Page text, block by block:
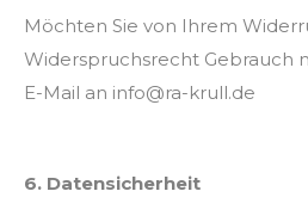
Möchten Sie von Ihrem
Widerspruchsrecht Gebrauch
E-Mail an info@ra-krull.de
6. Datensicherheit